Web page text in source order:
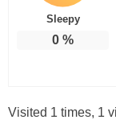
Sleepy
0 %
Visited 1 times, 1